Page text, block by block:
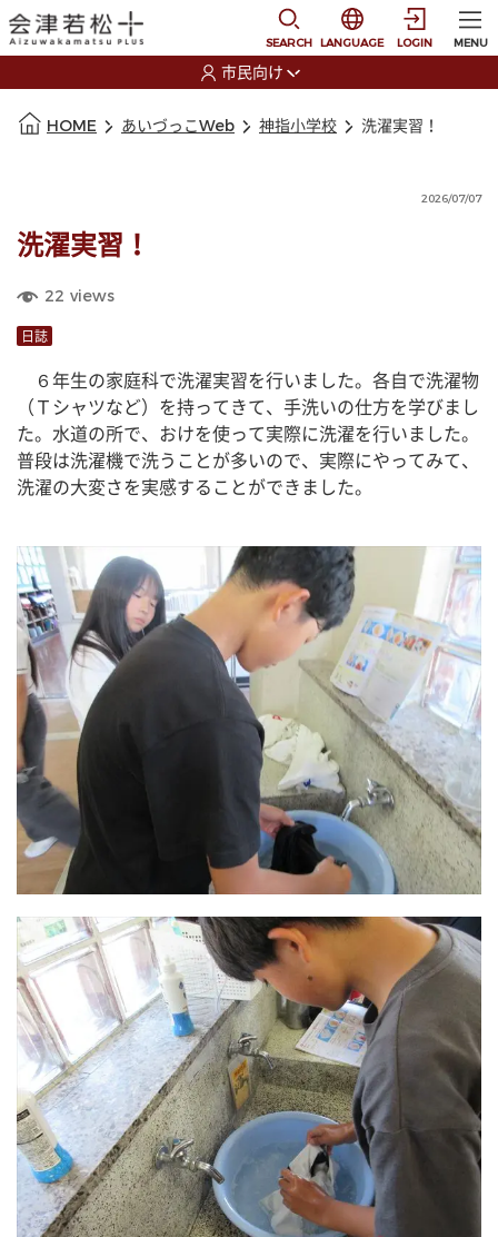
SEARCH
選択すると言語の切
LANGUAGE LOGIN MENU
市民向け
HOME あいづっこWeb 神指小学校 洗濯実習！
2026/07/07
洗濯実習！
22 views
日誌
６年生の家庭科で洗濯実習を行いました。各自で洗濯物
（Ｔシャツなど）を持ってきて、手洗いの仕方を学びまし
た。水道の所で、おけを使って実際に洗濯を行いました。
普段は洗濯機で洗うことが多いので、実際にやってみて、
洗濯の大変さを実感することができました。